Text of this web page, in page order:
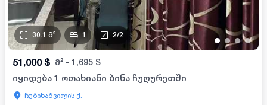
• •••
30.1 მ² 1 2/2
51,000 $ მ² - 1,695 $
იყიდება 1 ოთახიანი ბინა ჩუღურეთში
ჩუბინაშვილის ქ.